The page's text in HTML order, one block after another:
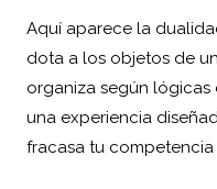
Aquí aparece la
dota a los objetos de
organiza según
una experiencia
fracasa tu